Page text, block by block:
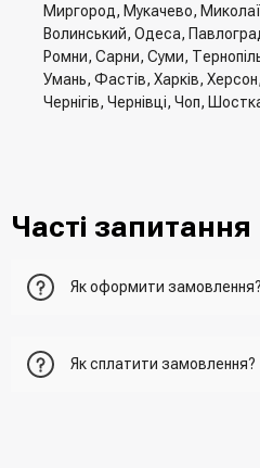
Миргород, Мукачево,
Волинський, Одеса,
Ромни, Сарни, Суми,
Умань, Фастів, Харків,
Чернігів, Чернівці, Чоп,
Часті запитання
Як оформити замовлення?
нього та вказати всю необхідну
Як сплатити замовлення?